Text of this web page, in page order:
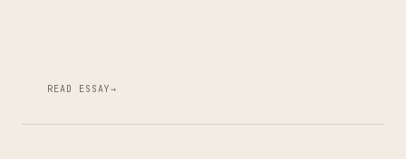
READ ESSAY→